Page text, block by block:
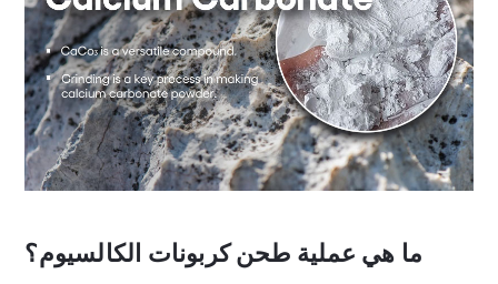
ما هي عملية طحن كربونات الكالسيوم؟